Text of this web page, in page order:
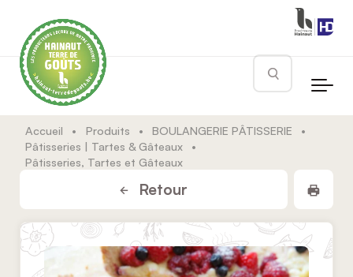
Rechercher
Accueil • Produits • BOULANGERIE PÂTISSERIE
•
Pâtisseries | Tartes & Gâteaux
•
Pâtisseries, Tartes et Gâteaux
Retour